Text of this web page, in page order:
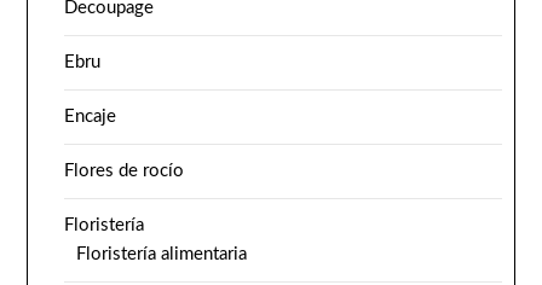
Decoupage
Ebru
Encaje
Flores de rocío
Floristería
Floristería alimentaria